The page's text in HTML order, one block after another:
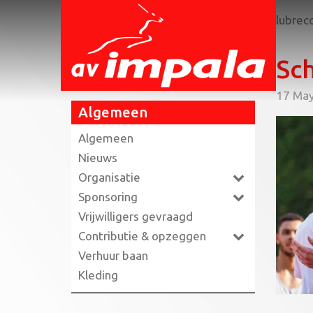
Mark Scholten verbreekt het
Algemeen
Algemeen
Nieuws
Organisatie
Sponsoring
Vrijwilligers gevraagd
Contributie & opzeggen
Verhuur baan
Kleding
17